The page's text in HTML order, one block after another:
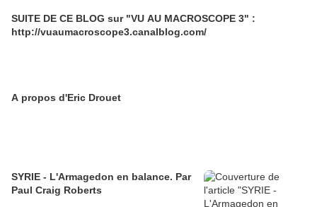
SUITE DE CE BLOG sur "VU AU MACROSCOPE 3" :
http://vuaumacroscope3.canalblog.com/
A propos d'Eric Drouet
SYRIE - L'Armagedon en balance. Par
Paul Craig Roberts